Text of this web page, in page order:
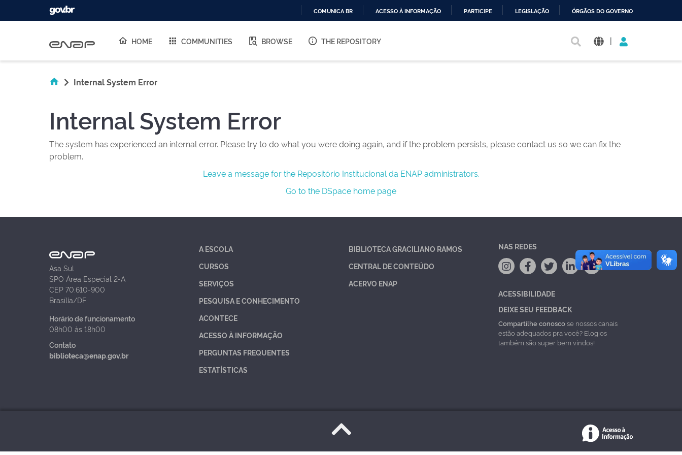
O
COMUNICA BR ACESSO À INFORMAÇÃO PARTICIPE LEGISLAÇÃO ÓRGÃOS DO GOVERNO
HOME COMMUNITIES BROWSE THE REPOSITORY |
Internal System Error
Internal System Error
The system has experienced an internal error. Please try to do what you were doing again, and if the problem persists, please contact us so we can fix the
problem.
Leave a message for the Repositório Institucional da ENAP administrators.
Go to the DSpace home page
Asa Sul
SPO Área Especial 2-A
CEP 70.610-900
Brasília/DF
Horário de funcionamento
08h00 às 18h00
Contato
biblioteca@enap.gov.br
A ESCOLA
CURSOS
SERVIÇOS
PESQUISA E CONHECIMENTO
ACONTECE
ACESSO À INFORMAÇÃO
PERGUNTAS FREQUENTES
ESTATÍSTICAS
BIBLIOTECA GRACILIANO RAMOS
CENTRAL DE CONTEÚDO
ACERVO ENAP
NAS REDES
ACESSIBILIDADE
DEIXE SEU FEEDBACK
Compartilhe conoscose nossos canais
estão adequados pra você? Elogios
também são super bem vindos!